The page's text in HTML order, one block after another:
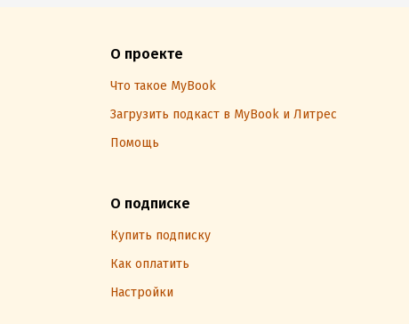
О проекте
Что такое MyBook
Загрузить подкаст в MyBook и Литрес
Помощь
О подписке
Купить подписку
Как оплатить
Настройки